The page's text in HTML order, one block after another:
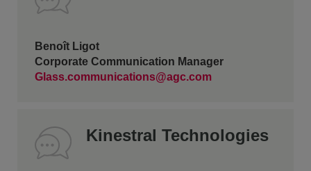
Benoît Ligot
Corporate Communication Manager
Glass.communications@agc.com
Kinestral Technologies